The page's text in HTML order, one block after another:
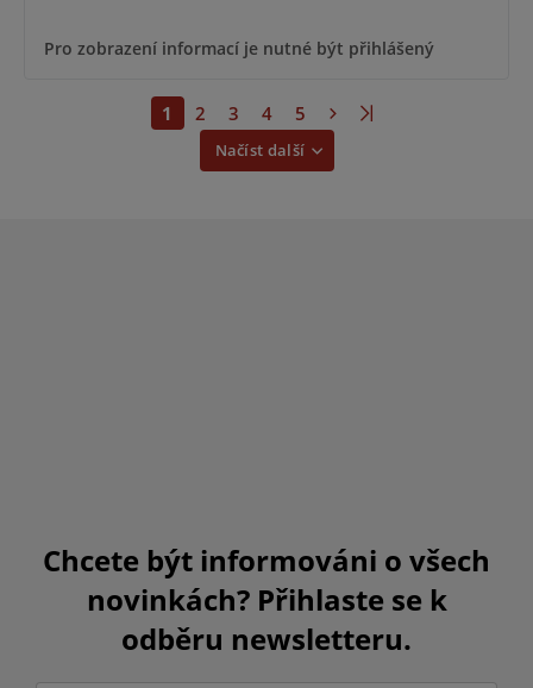
Pro zobrazení informací je nutné být přihlášený
Načíst další
1 2 3 4 5
Chcete být informováni o všech
novinkách? Přihlaste se k
odběru newsletteru.